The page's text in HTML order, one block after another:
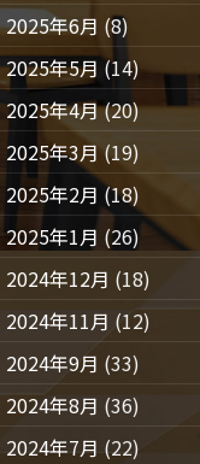
2025年6月 (8)
2025年5月 (14)
2025年4月(20)
2025年3月(19)
2025年2月 (18)
2025年1月 (26)
2024年12月 (18)
2024年11月 (12)
2024年9月 (33)
2024年8月 (36)
2024年7月 (22)